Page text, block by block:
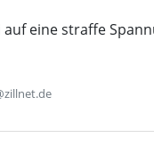
eine straffe